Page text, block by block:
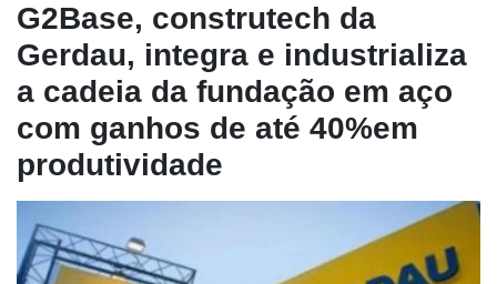
G2Base, construtech da
Gerdau, integra e industrializa
a cadeia da fundação em aço
com ganhos de até 40%em
produtividade